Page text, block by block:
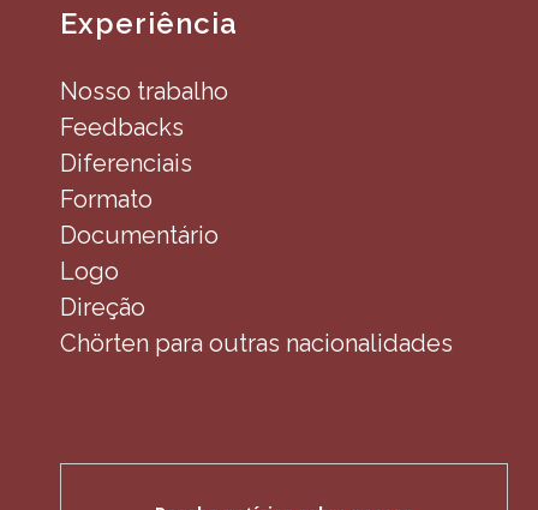
Experiência
Nosso trabalho
Feedbacks
Diferenciais
Formato
Documentário
Logo
Direção
Chörten para outras nacionalidades